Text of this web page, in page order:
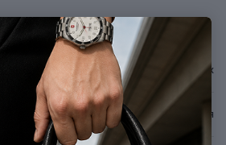
Victorinox
Швейцарія